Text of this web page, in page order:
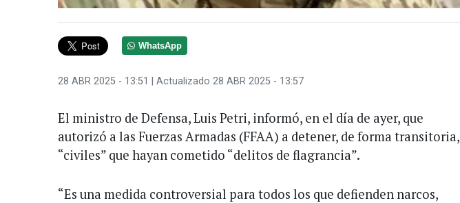
WhatsApp
28 ABR 2025 - 13:51 | Actualizado 28 ABR 2025 - 13:57
El ministro de Defensa, Luis Petri, informó, en el día de ayer, que
autorizó a las Fuerzas Armadas (FFAA) a detener, de forma transitoria,
“civiles” que hayan cometido “delitos de flagrancia”.
“Es una medida controversial para todos los que defienden narcos,